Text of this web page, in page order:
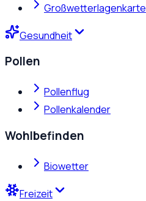
Großwetterlagenkarte
Gesundheit
Pollen
Pollenflug
Pollenkalender
Wohlbefinden
Biowetter
Freizeit